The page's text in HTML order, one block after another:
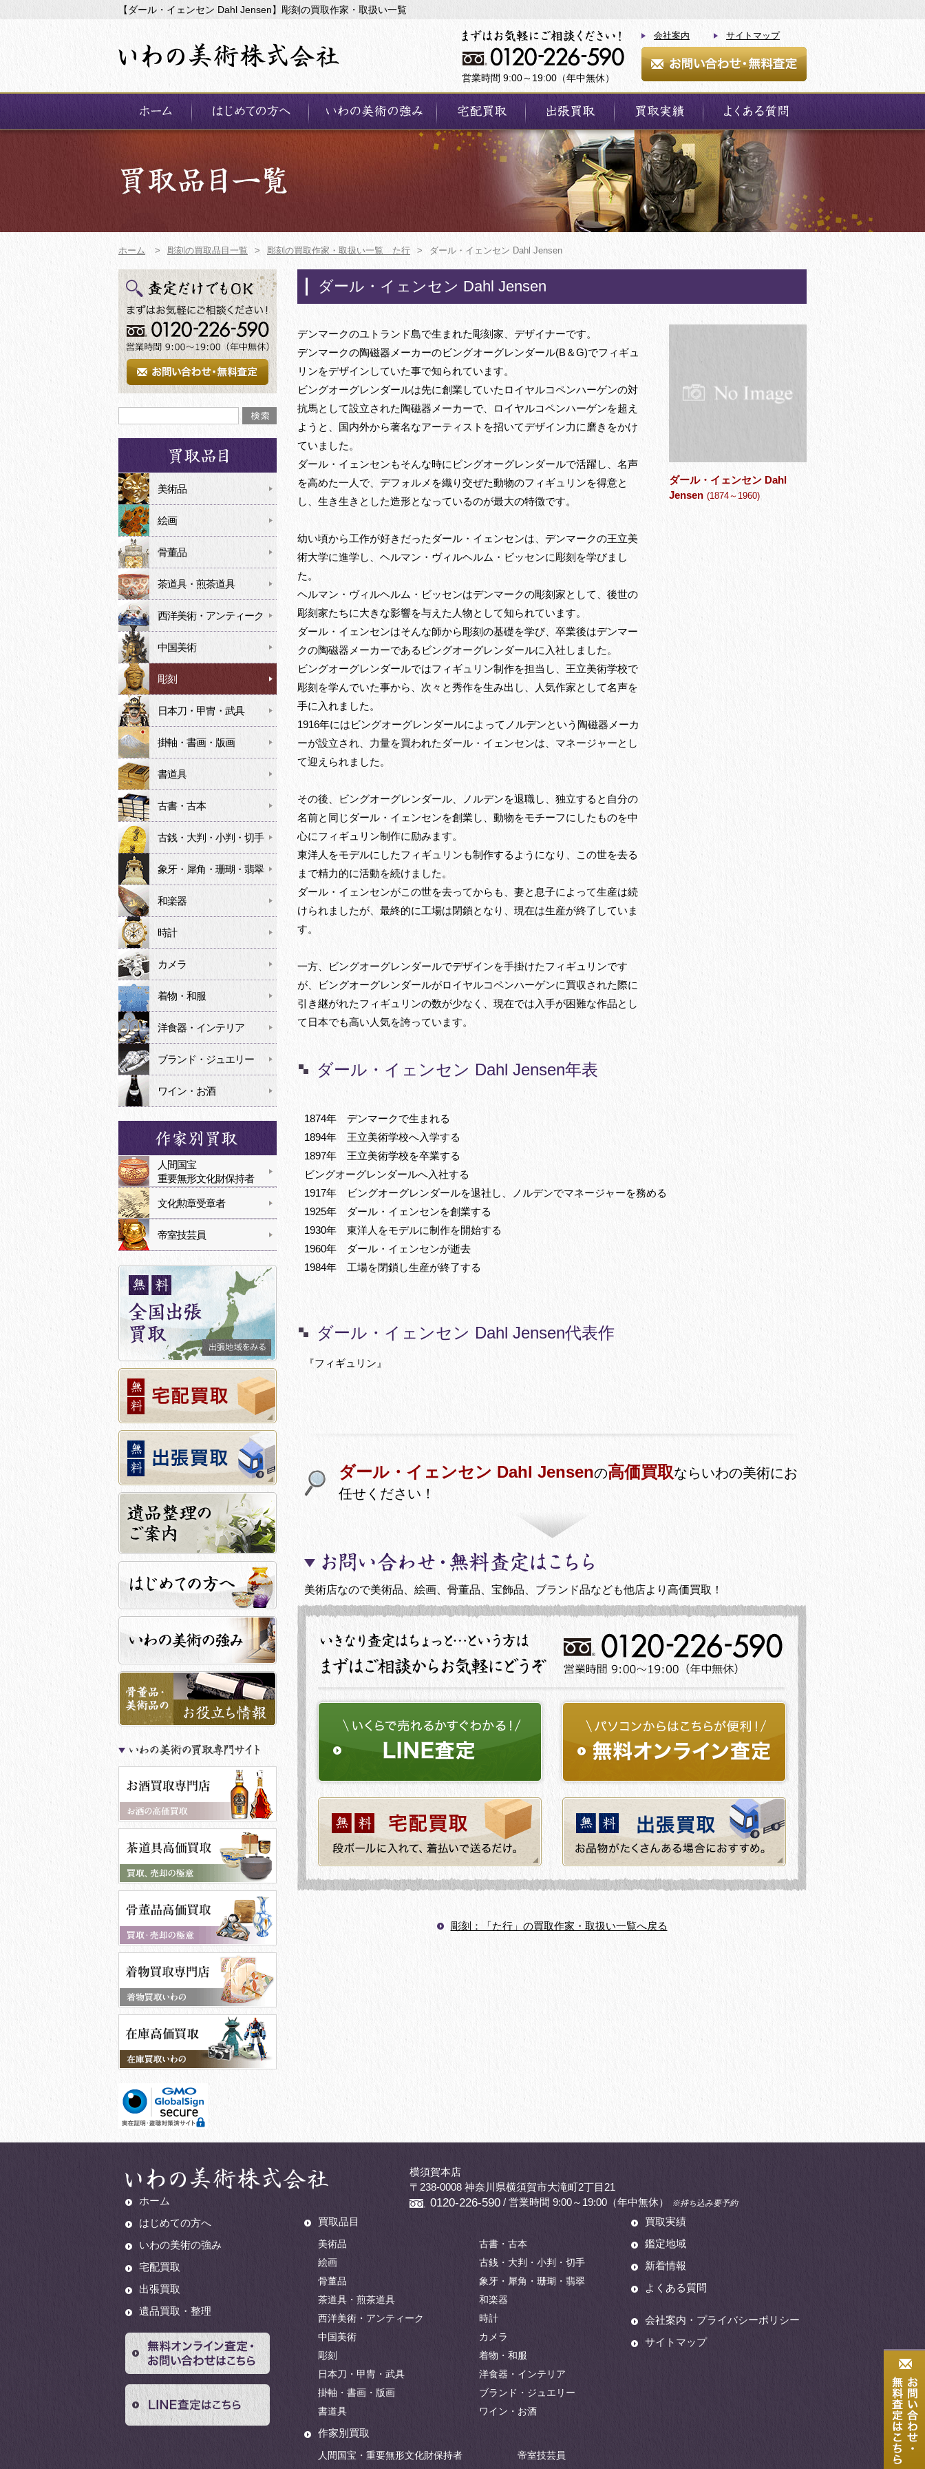
【ダール・イェンセン Dahl Jensen】彫刻の買取作家・取扱い一覧
営業時間 9:00～19:00（年中無休）
会社案内 サイトマップ
ホーム > 彫刻の買取品目一覧 > 彫刻の買取作家・取扱い一覧 た行 > ダール・イェンセン Dahl Jensen
ダール・イェンセン Dahl Jensen
ダール・イェンセン Dahl
Jensen (1874～1960)
デンマークのユトランド島で生まれた彫刻家、デザイナーです。
デンマークの陶磁器メーカーのビングオーグレンダール(B＆G)でフィギュ
リンをデザインしていた事で知られています。
ビングオーグレンダールは先に創業していたロイヤルコペンハーゲンの対
抗馬として設立された陶磁器メーカーで、ロイヤルコペンハーゲンを超え
ようと、国内外から著名なアーティストを招いてデザイン力に磨きをかけ
ていました。
ダール・イェンセンもそんな時にビングオーグレンダールで活躍し、名声
を高めた一人で、デフォルメを織り交ぜた動物のフィギュリンを得意と
し、生き生きとした造形となっているのが最大の特徴です。
幼い頃から工作が好きだったダール・イェンセンは、デンマークの王立美
術大学に進学し、ヘルマン・ヴィルヘルム・ビッセンに彫刻を学びまし
た。
ヘルマン・ヴィルヘルム・ビッセンはデンマークの彫刻家として、後世の
彫刻家たちに大きな影響を与えた人物として知られています。
ダール・イェンセンはそんな師から彫刻の基礎を学び、卒業後はデンマー
クの陶磁器メーカーであるビングオーグレンダールに入社しました。
ビングオーグレンダールではフィギュリン制作を担当し、王立美術学校で
彫刻を学んでいた事から、次々と秀作を生み出し、人気作家として名声を
手に入れました。
1916年にはビングオーグレンダールによってノルデンという陶磁器メーカ
ーが設立され、力量を買われたダール・イェンセンは、マネージャーとし
て迎えられました。
その後、ビングオーグレンダール、ノルデンを退職し、独立すると自分の
名前と同じダール・イェンセンを創業し、動物をモチーフにしたものを中
心にフィギュリン制作に励みます。
東洋人をモデルにしたフィギュリンも制作するようになり、この世を去る
まで精力的に活動を続けました。
ダール・イェンセンがこの世を去ってからも、妻と息子によって生産は続
けられましたが、最終的に工場は閉鎖となり、現在は生産が終了していま
す。
一方、ビングオーグレンダールでデザインを手掛けたフィギュリンです
が、ビングオーグレンダールがロイヤルコペンハーゲンに買収された際に
引き継がれたフィギュリンの数が少なく、現在では入手が困難な作品とし
て日本でも高い人気を誇っています。
ダール・イェンセン Dahl Jensen年表
1874年 デンマークで生まれる
1894年 王立美術学校へ入学する
1897年 王立美術学校を卒業する
ビングオーグレンダールへ入社する
1917年 ビングオーグレンダールを退社し、ノルデンでマネージャーを務める
1925年 ダール・イェンセンを創業する
1930年 東洋人をモデルに制作を開始する
1960年 ダール・イェンセンが逝去
1984年 工場を閉鎖し生産が終了する
ダール・イェンセン Dahl Jensen代表作
『フィギュリン』
ダール・イェンセン Dahl Jensenの高価買取ならいわの美術にお
任せください！
美術店なので美術品、絵画、骨董品、宝飾品、ブランド品なども他店より高価買取！
彫刻：「た行」の買取作家・取扱い一覧へ戻る
美術品
絵画
骨董品
茶道具・煎茶道具
西洋美術・アンティーク
中国美術
彫刻
日本刀・甲冑・武具
掛軸・書画・版画
書道具
古書・古本
古銭・大判・小判・切手
象牙・犀角・珊瑚・翡翠
和楽器
時計
カメラ
着物・和服
洋食器・インテリア
ブランド・ジュエリー
ワイン・お酒
人間国宝
重要無形文化財保持者
文化勲章受章者
帝室技芸員
横須賀本店
〒238-0008 神奈川県横須賀市大滝町2丁目21
0120-226-590 / 営業時間 9:00～19:00（年中無休） ※持ち込み要予約
ホーム
はじめての方へ
いわの美術の強み
宅配買取
出張買取
遺品買取・整理
買取品目
美術品
絵画
骨董品
茶道具・煎茶道具
西洋美術・アンティーク
中国美術
彫刻
日本刀・甲冑・武具
掛軸・書画・版画
書道具
古書・古本
古銭・大判・小判・切手
象牙・犀角・珊瑚・翡翠
和楽器
時計
カメラ
着物・和服
洋食器・インテリア
ブランド・ジュエリー
ワイン・お酒
買取実績
鑑定地域
新着情報
よくある質問
会社案内・プライバシーポリシー
サイトマップ
作家別買取
人間国宝・重要無形文化財保持者
帝室技芸員